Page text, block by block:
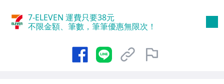
7-ELEVEN 運費只要38元
不限金額、筆數，筆筆優惠無限次！